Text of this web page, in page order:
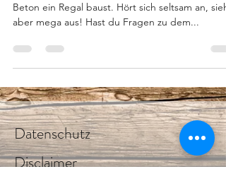
Beton ein Regal baust. Hört sich seltsam an, sieht
aber mega aus! Hast du Fragen zu dem...
Datenschutz
Disclaimer